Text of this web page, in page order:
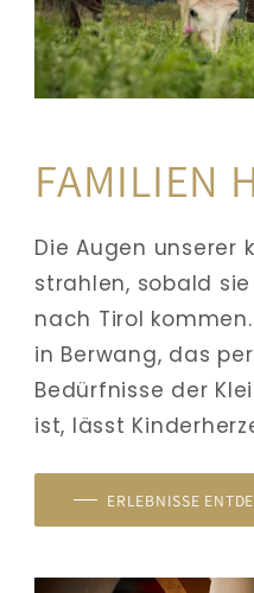
FAMILIEN
Die Augen unserer
strahlen, sobald
nach Tirol
in Berwang, das
Bedürfnisse der
ist, lässt
ERLEBNISSE